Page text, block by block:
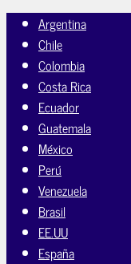
Argentina
Chile
Colombia
Costa Rica
Ecuador
Guatemala
México
Perú
Venezuela
Brasil
EE.UU
España